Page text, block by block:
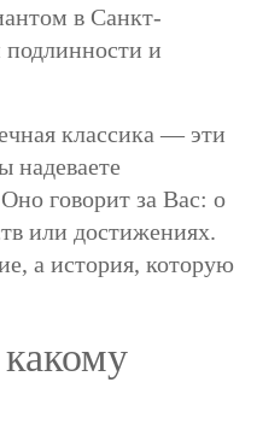
в Санкт-
подлинности и
классика — эти
надеваете
говорит за Вас: о
или достижениях.
а история, которую